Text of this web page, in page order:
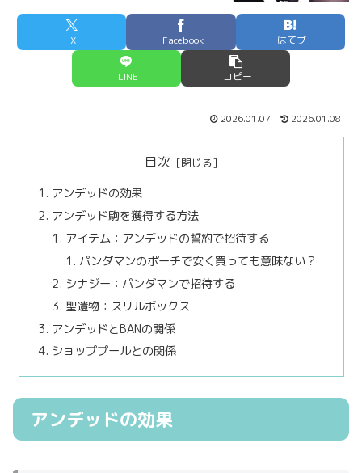
X Facebook はてブ
LINE コピー
2026.01.07 2026.01.08
目次
アンデッドの効果
アンデッド駒を獲得する方法
アイテム：アンデッドの誓約で招待する
パンダマンのポーチで安く買っても意味ない？
シナジー：パンダマンで招待する
聖遺物：スリルボックス
アンデッドとBANの関係
ショッププールとの関係
アンデッドの効果